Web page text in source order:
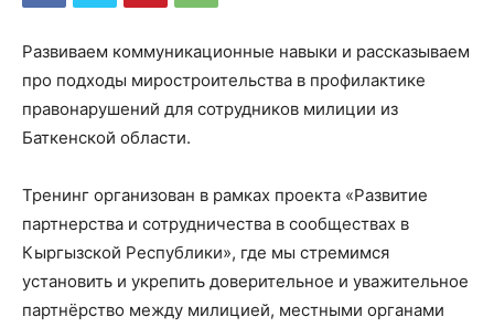
Развиваем коммуникационные навыки и рассказываем
про подходы миростроительства в профилактике
правонарушений для сотрудников милиции из
Баткенской области.
Тренинг организован в рамках проекта «Развитие
партнерства и сотрудничества в сообществах в
Кыргызской Республики», где мы стремимся
установить и укрепить доверительное и уважительное
партнёрство между милицией, местными органами